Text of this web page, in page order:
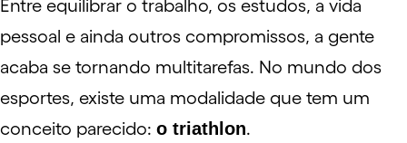
Entre equilibrar o trabalho, os estudos, a vida
pessoal e ainda outros compromissos, a gente
acaba se tornando multitarefas. No mundo dos
esportes, existe uma modalidade que tem um
conceito parecido: o triathlon.